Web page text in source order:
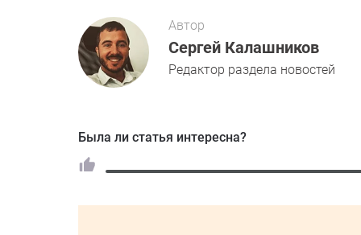
Автор
Сергей Калашников
Редактор раздела новостей
Была ли статья интересна?